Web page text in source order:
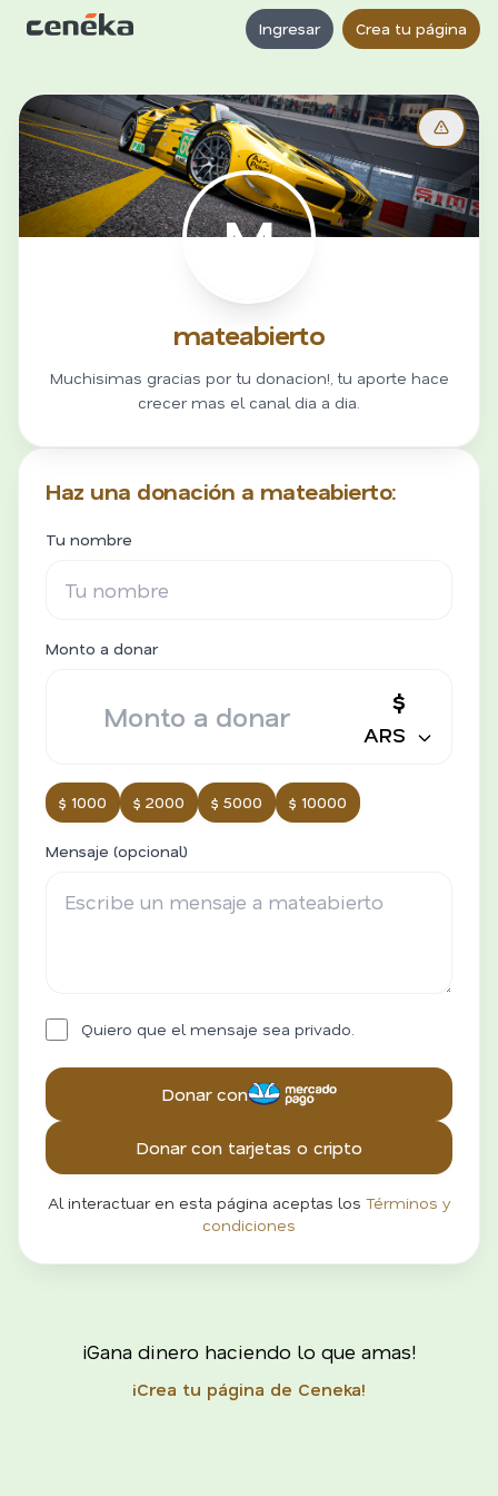
Ingresar Crea tu página
M
mateabierto
Muchisimas gracias por tu donacion!, tu aporte hace
crecer mas el canal dia a dia.
Haz una donación a mateabierto:
Tu nombre
Monto a donar
$
ARS
$ 1000 $ 2000 $ 5000 $ 10000
Mensaje (opcional)
Quiero que el mensaje sea privado.
Donar con
Donar con tarjetas o cripto
Al interactuar en esta página aceptas los Términos y
condiciones
¡Gana dinero haciendo lo que amas!
¡Crea tu página de Ceneka!